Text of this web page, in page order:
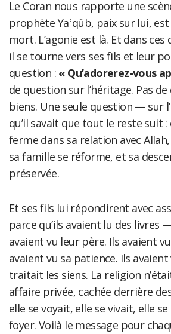
Le Coran nous rapporte une
prophète Yaʿqûb, paix sur lui,
mort. L’agonie est là. Et dans
il se tourne vers ses fils et leur
question : «Qu’adorerez-vous
de question sur l’héritage. Pas
biens. Une seule question — sur
qu’il savait que tout le reste suit
ferme dans sa relation avec Allah,
sa famille se réforme, et sa
préservée.
Et ses fils lui répondirent avec
parce qu’ils avaient lu des livres
avaient vu leur père. Ils avaient
avaient vu sa patience. Ils
traitait les siens. La religion
affaire privée, cachée derrière
elle se voyait, elle se vivait, elle
foyer. Voilà le message pour